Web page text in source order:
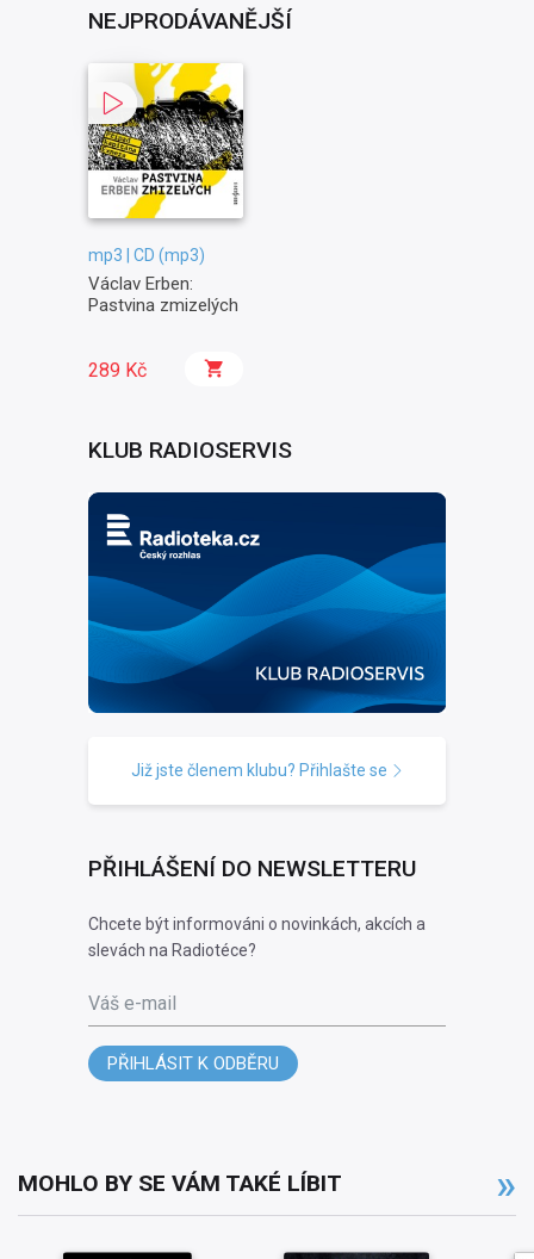
NEJPRODÁVANĚJŠÍ
mp3 | CD (mp3)
Václav Erben:
Pastvina zmizelých
289 Kč
KLUB RADIOSERVIS
Již jste členem klubu? Přihlašte se
PŘIHLÁŠENÍ DO NEWSLETTERU
Chcete být informováni o novinkách, akcích a
slevách na Radiotéce?
Váš e-mail
PŘIHLÁSIT K ODBĚRU
MOHLO BY SE VÁM TAKÉ LÍBIT